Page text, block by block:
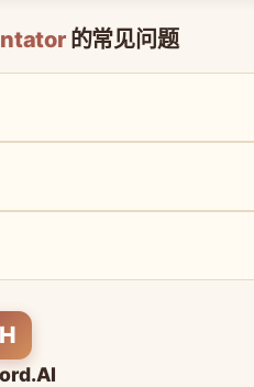
的常见问题
H